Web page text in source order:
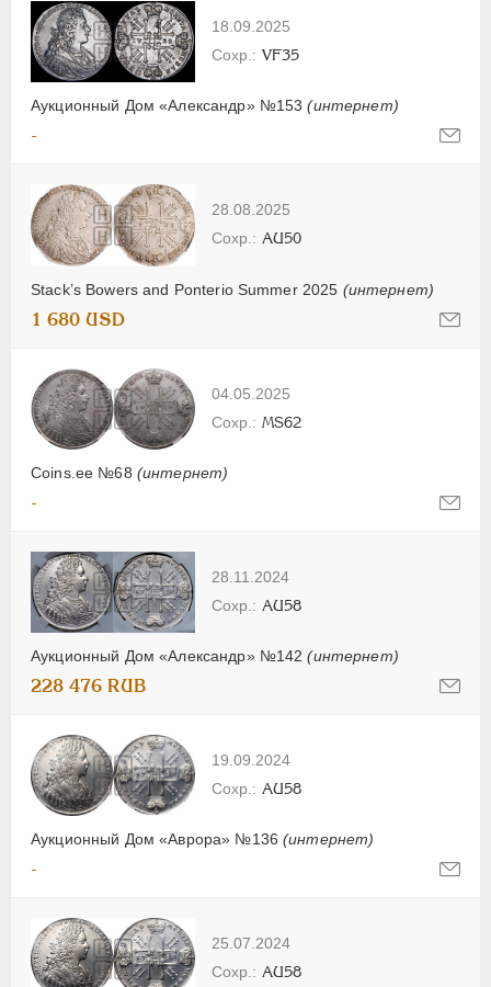
18.09.2025
Аукционный Дом «Александр» №153(интернет)
VF35
-
28.08.2025
Stack’s Bowers and Ponterio Summer 2025 (интернет)
AU50
1 680 USD
04.05.2025
Coins.ee №68 (интернет)
MS62
-
28.11.2024
Аукционный Дом «Александр» №142(интернет)
AU58
228 476 RUB
19.09.2024
Аукционный Дом «Аврора» №136(интернет)
AU58
-
25.07.2024
AU58